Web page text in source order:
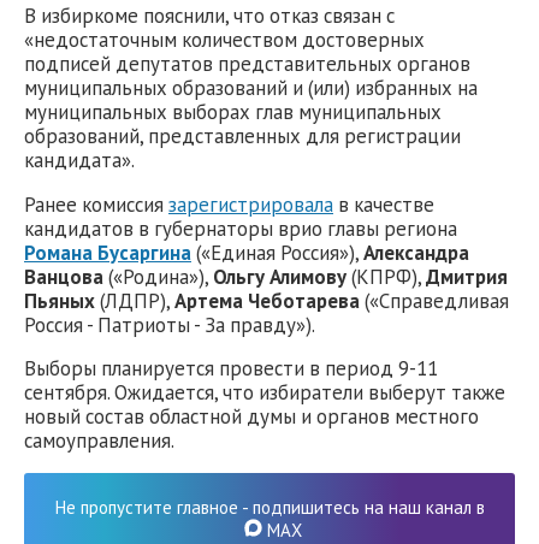
В избиркоме пояснили, что отказ связан с
«недостаточным количеством достоверных
подписей депутатов представительных органов
муниципальных образований и (или) избранных на
муниципальных выборах глав муниципальных
образований, представленных для регистрации
кандидата».
Ранее комиссия зарегистрировала в качестве
кандидатов в губернаторы врио главы региона
Романа Бусаргина(«Единая Россия»),Александра
Ванцова(«Родина»), Ольгу Алимову(КПРФ),Дмитрия
Пьяных(ЛДПР),Артема Чеботарева(«Справедливая
Россия - Патриоты - За правду»).
Выборы планируется провести в период 9-11
сентября. Ожидается, что избиратели выберут также
новый состав областной думы и органов местного
самоуправления.
Не пропустите главное - подпишитесь на наш канал в
MAX